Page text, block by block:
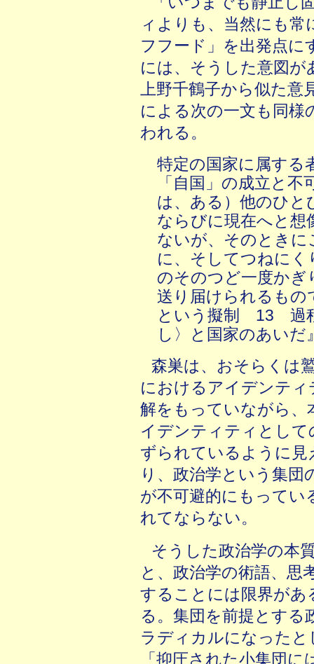
ィよりも、当然にも
フフード」を出発点に
には、そうした意図
上野千鶴子から似た意
による次の一文も同様
われる。
特定の国家に属する
「自国」の成立と
は、ある）他のひと
ならびに現在へと想
ないが、そのときに
に、そしてつねにく
のそのつど一度か
送り届けられるもの
という擬制 13 過
し〉と国家のあいだ
森巣は、おそらくは
におけるアイデンティ
解をもっていながら、
イデンティティとし
ずられているように
り、政治学という集団
が不可避的にもってい
れてならない。
そうした政治学の本
と、政治学の術語、思
することには限界が
る。集団を前提とする
ラディカルになった
「抑圧された小集団